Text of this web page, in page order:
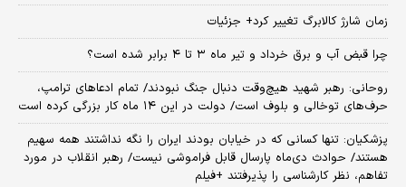
زمان شارژ کالابرگ تغییر کرد+ جزئیات
چرا قبض آب و برق خرداد و تیر ماه ۳ تا ۴ برابر شده است؟
روحانی: رهبر شهید هیچ‌وقت دنبال جنگ نبودند/ تمام ادعاهای ترامپ،
حرف‌های توخالی و بلوف است/ دولت در این ۱۴ ماه کار بزرگی کرده است
پزشکیان: تنها کسانی که در خیابان بودند ایران را نگه نداشتند همه سهیم
هستند/ حوادث دی‌ماه پارسال قابل فراموشی نیست/ رهبر انقلاب در مورد
تفاهم، نظر کارشناسی را پذیرفتند +فیلم